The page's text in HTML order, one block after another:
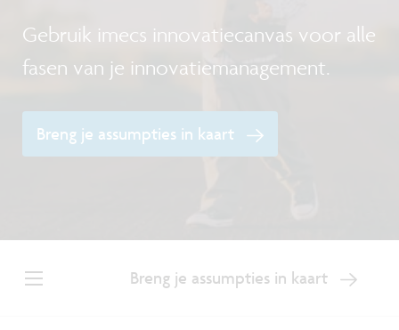
Gebruik imecs innovatiecanvas voor alle
fasen van je innovatiemanagement.
Breng je assumpties in kaart
Breng je assumpties in kaart